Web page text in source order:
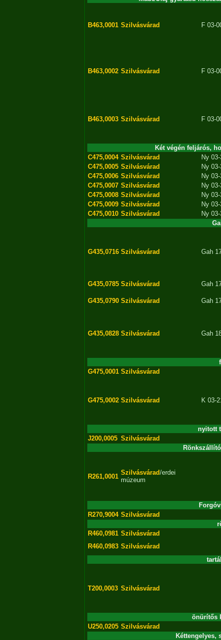
B463,0001 Szilvásvárad F 03-
B463,0002 Szilvásvárad F 03-
B463,0003 Szilvásvárad F 03-
Két végén feljárós,
C475,0004 Szilvásvárad
Ny
C475,0005 Szilvásvárad
Ny
C475,0006 Szilvásvárad
Ny
C475,0007 Szilvásvárad
Ny
C475,0008 Szilvásvárad
Ny
C475,0009 Szilvásvárad
Ny
C475,0010 Szilvásvárad
Ny
G435,0716 Szilvásvárad Gah
G435,0785 Szilvásvárad Gah
G435,0790 Szilvásvárad Gah
G435,0828 Szilvásvárad Gah
G475,0001 Szilvásvárad
G475,0002 Szilvásvárad K 03-
nyitott
J200,0005 Szilvásvárad
R261,0001
Szilvásvárad/erdei
múzeum
R270,9004 Szilvásvárad
R460,0981 Szilvásvárad
R460,0983 Szilvásvárad
T200,0003 Szilvásvárad
önürítős
U250,0205 Szilvásvárad
Kéttengelyes,